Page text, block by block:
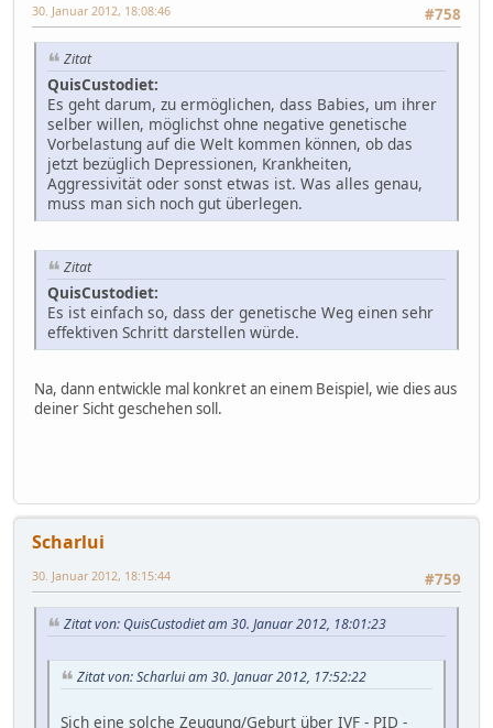
#758
30. Januar 2012, 18:08:46
Zitat
QuisCustodiet:
Es geht darum, zu ermöglichen, dass Babies, um ihrer
selber willen, möglichst ohne negative genetische
Vorbelastung auf die Welt kommen können, ob das
jetzt bezüglich Depressionen, Krankheiten,
Aggressivität oder sonst etwas ist. Was alles genau,
muss man sich noch gut überlegen.
Zitat
QuisCustodiet:
Es ist einfach so, dass der genetische Weg einen sehr
effektiven Schritt darstellen würde.
Na, dann entwickle mal konkret an einem Beispiel, wie dies aus
deiner Sicht geschehen soll.
Scharlui
#759
30. Januar 2012, 18:15:44
Zitat von: QuisCustodiet am 30. Januar 2012, 18:01:23
Zitat von: Scharlui am 30. Januar 2012, 17:52:22
Sich eine solche Zeugung/Geburt über IVF - PID -